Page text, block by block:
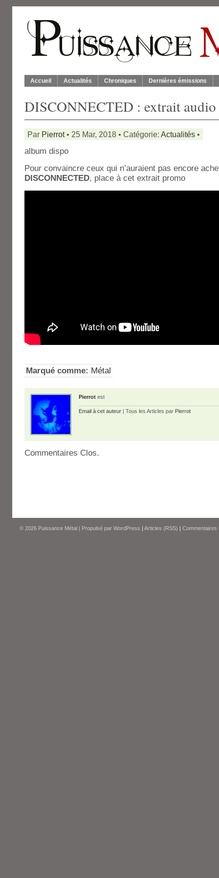
Accueil Actualités Chroniques Dernières émissions
DISCONNECTED : extrait audio
Par Pierrot• 25 Mar, 2018 • Catégorie: Actualités •
album dispo
Pour convaincre ceux qui n’auraient pas encore
DISCONNECTED, place à cet extrait promo
Marqué comme: Métal
Pierrot est
Email à cet auteur | Tous les Articles par Pierrot
Commentaires Clos.
© 2026 Puissance Métal | Propulsé par WordPress | Articles (RSS) | Commentaires